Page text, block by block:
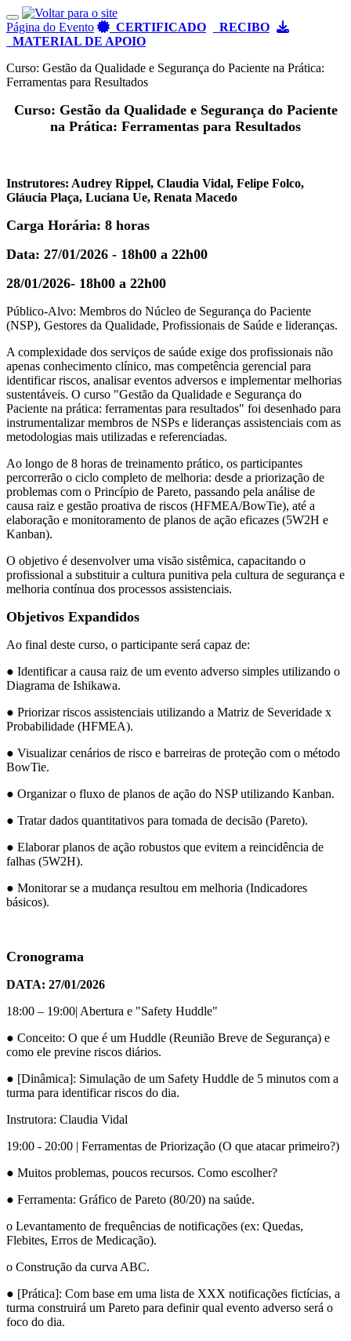
Toggle navigation
Página do Evento CERTIFICADO
RECIBO
MATERIAL DE APOIO
Curso: Gestão da Qualidade e Segurança do Paciente na Prática:
Ferramentas para Resultados
Curso: Gestão da Qualidade e Segurança do Paciente
na Prática: Ferramentas para Resultados
Instrutores: Audrey Rippel, Claudia Vidal, Felipe Folco,
Gláucia Plaça, Luciana Ue, Renata Macedo
Carga Horária: 8 horas
Data: 27/01/2026 - 18h00 a 22h00
28/01/2026- 18h00 a 22h00
Público-Alvo: Membros do Núcleo de Segurança do Paciente
(NSP), Gestores da Qualidade, Profissionais de Saúde e lideranças.
A complexidade dos serviços de saúde exige dos profissionais não
apenas conhecimento clínico, mas competência gerencial para
identificar riscos, analisar eventos adversos e implementar melhorias
sustentáveis. O curso "Gestão da Qualidade e Segurança do
Paciente na prática: ferramentas para resultados" foi desenhado para
instrumentalizar membros de NSPs e lideranças assistenciais com as
metodologias mais utilizadas e referenciadas.
Ao longo de 8 horas de treinamento prático, os participantes
percorrerão o ciclo completo de melhoria: desde a priorização de
problemas com o Princípio de Pareto, passando pela análise de
causa raiz e gestão proativa de riscos (HFMEA/BowTie), até a
elaboração e monitoramento de planos de ação eficazes (5W2H e
Kanban).
O objetivo é desenvolver uma visão sistêmica, capacitando o
profissional a substituir a cultura punitiva pela cultura de segurança e
melhoria contínua dos processos assistenciais.
Objetivos Expandidos
Ao final deste curso, o participante será capaz de:
● Identificar a causa raiz de um evento adverso simples utilizando o
Diagrama de Ishikawa.
● Priorizar riscos assistenciais utilizando a Matriz de Severidade x
Probabilidade (HFMEA).
● Visualizar cenários de risco e barreiras de proteção com o método
BowTie.
● Organizar o fluxo de planos de ação do NSP utilizando Kanban.
● Tratar dados quantitativos para tomada de decisão (Pareto).
● Elaborar planos de ação robustos que evitem a reincidência de
falhas (5W2H).
● Monitorar se a mudança resultou em melhoria (Indicadores
básicos).
Cronograma
DATA: 27/01/2026
18:00 – 19:00| Abertura e "Safety Huddle"
● Conceito: O que é um Huddle (Reunião Breve de Segurança) e
como ele previne riscos diários.
● [Dinâmica]: Simulação de um Safety Huddle de 5 minutos com a
turma para identificar riscos do dia.
Instrutora: Claudia Vidal
19:00 - 20:00 | Ferramentas de Priorização (O que atacar primeiro?)
● Muitos problemas, poucos recursos. Como escolher?
● Ferramenta: Gráfico de Pareto (80/20) na saúde.
o Levantamento de frequências de notificações (ex: Quedas,
Flebites, Erros de Medicação).
o Construção da curva ABC.
● [Prática]: Com base em uma lista de XXX notificações fictícias, a
turma construirá um Pareto para definir qual evento adverso será o
foco do dia.